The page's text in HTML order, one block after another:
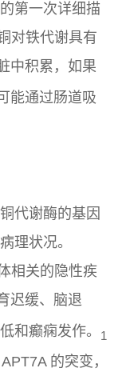
第一次详细描
对铁代谢具有
中积累，如果
能通过肠道吸
代谢酶的基因
理状况。
相关的隐性疾
迟缓、脑退
和癫痫发作。
1
的突变，